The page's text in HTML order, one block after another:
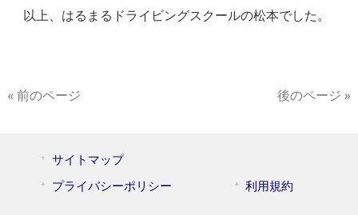
以上、はるまるドライビングスクールの松本でした。
« 前のページ 後のページ »
サイトマップ
プライバシーポリシー
利用規約